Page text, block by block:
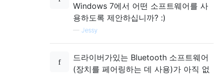
Windows 7에서 어떤 소프트웨어를 사
용하도록 제안하십니까? :)
— Jessy
드라이버가있는 Bluetooth 소프트웨어
(장치를 페어링하는 데 사용)가 아직 없